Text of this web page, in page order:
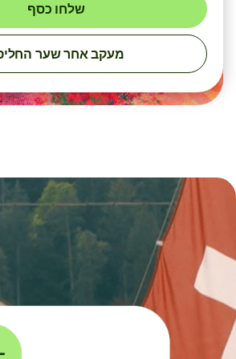
שלחו כסף
מעקב אחר שער החליפין